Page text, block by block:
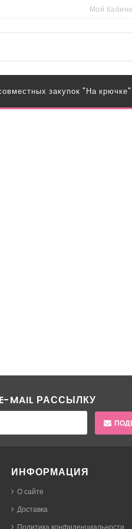
Мой
закупок "На крючке"
MAIL РАССЫЛКУ
ИНФОРМАЦИЯ
О сайте
Доставка
Политика конфиденциальности